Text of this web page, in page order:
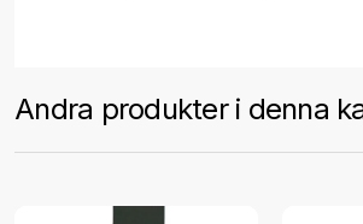
Andra produkter i denna